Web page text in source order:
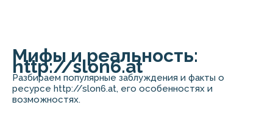
Мифы и реальность:
http://slon6.at
Разбираем популярные заблуждения и факты о
ресурсе http://slon6.at, его особенностях и
возможностях.